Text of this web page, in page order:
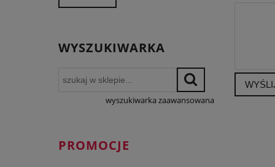
WYSZUKIWARKA
wyszukiwarka zaawansowana
PROMOCJE